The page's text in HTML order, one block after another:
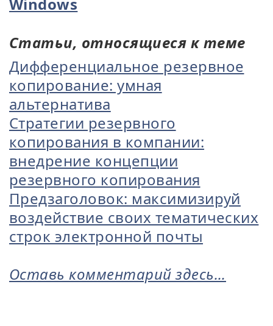
Статьи, относящиеся к теме
Дифференциальное резервное
копирование: умная
альтернатива
Стратегии резервного
копирования в компании:
внедрение концепции
резервного копирования
Предзаголовок: максимизируй
воздействие своих тематических
строк электронной почты
Оставь комментарий здесь...